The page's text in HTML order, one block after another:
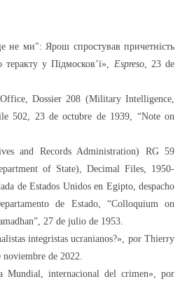
не ми": Ярош спростував причетність
теракту у Підмосков’ї», Espreso, 23 de
Dossier 208 (Military Intelligence,
502, 23 de octubre de 1939, “Note on
and Records Administration) RG 59
of State), Decimal Files, 1950-
de Estados Unidos en Egipto, despacho
de Estado, “Colloquium on
27 de julio de 1953.
integristas ‎ucranianos?‎», por Thierry
noviembre de 2022.
Mundial, internacional del crimen», por